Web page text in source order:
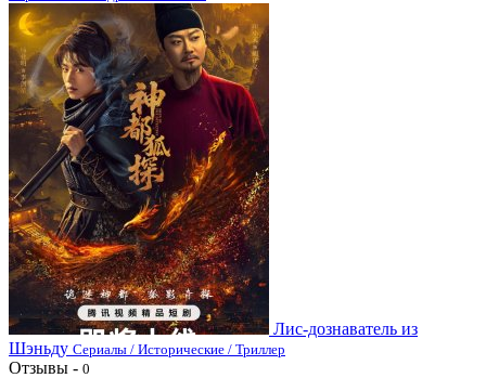
Лис-дознаватель из
Шэньду Сериалы / Исторические / Триллер
Отзывы - 0